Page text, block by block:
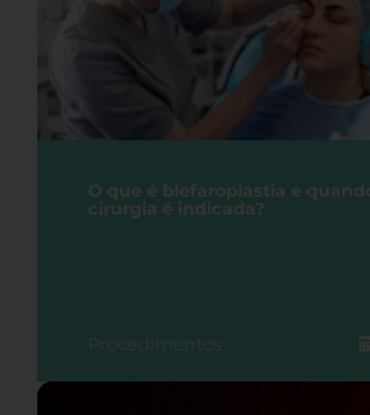
O que é blefaroplastia e
cirurgia é indicada?
Procedimentos